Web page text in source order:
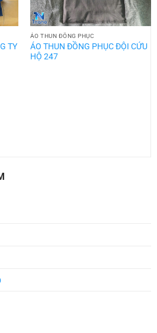
TY
ÁO THUN ĐỒNG PHỤC
ÁO THUN ĐỒNG PHỤC ĐỘI CỨU
HỘ 247